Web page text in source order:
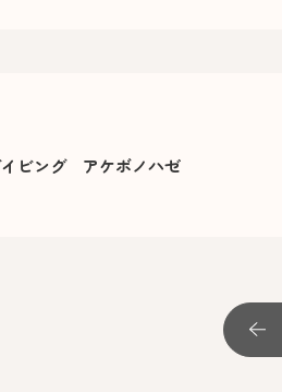
ビング アケボノハゼ